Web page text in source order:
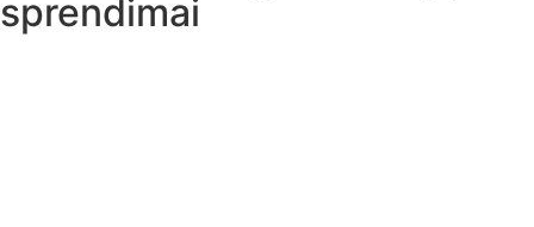
sprendimai